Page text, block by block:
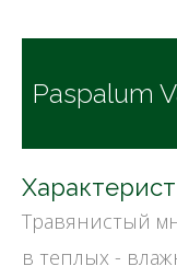
Paspalum
Травянистый
в теплых -